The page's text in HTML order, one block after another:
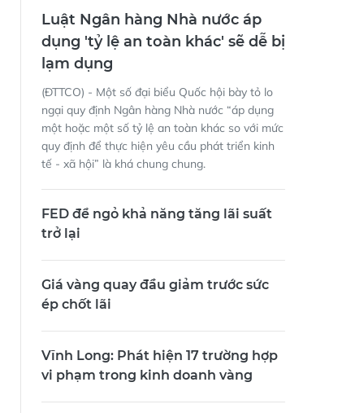
Luật Ngân hàng Nhà nước áp
dụng 'tỷ lệ an toàn khác' sẽ dễ bị
lạm dụng
(ĐTTCO) - Một số đại biểu Quốc hội bày tỏ lo
ngại quy định Ngân hàng Nhà nước “áp dụng
một hoặc một số tỷ lệ an toàn khác so với mức
quy định để thực hiện yêu cầu phát triển kinh
tế - xã hội” là khá chung chung.
FED để ngỏ khả năng tăng lãi suất
trở lại
Giá vàng quay đầu giảm trước sức
ép chốt lãi
Vĩnh Long: Phát hiện 17 trường hợp
vi phạm trong kinh doanh vàng